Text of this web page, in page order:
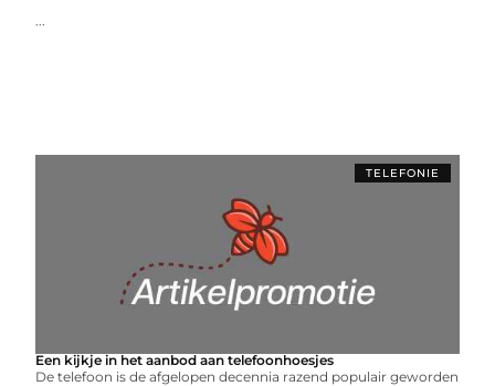
...
TELEFONIE
Een kijkje in het aanbod aan telefoonhoesjes
De telefoon is de afgelopen decennia razend populair geworden